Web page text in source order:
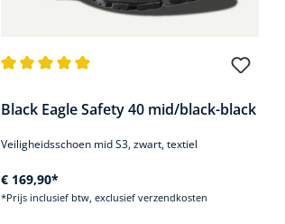
Black Eagle Safety 40 mid/black-black
Veiligheidsschoen mid S3, zwart, textiel
€ 169,90*
*Prijs inclusief btw, exclusief verzendkosten